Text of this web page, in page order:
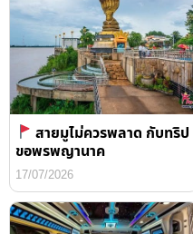
สายมูไม่ควรพลาด กับทริป
ขอพรพญานาค
17/07/2026